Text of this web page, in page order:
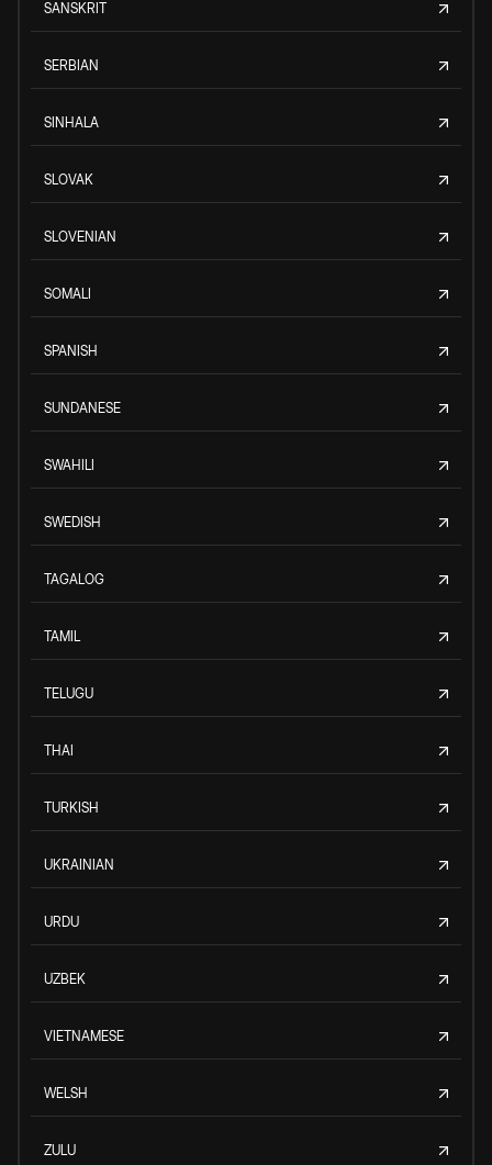
SANSKRIT
SERBIAN
SINHALA
SLOVAK
SLOVENIAN
SOMALI
SPANISH
SUNDANESE
SWAHILI
SWEDISH
TAGALOG
TAMIL
TELUGU
THAI
TURKISH
UKRAINIAN
URDU
UZBEK
VIETNAMESE
WELSH
ZULU